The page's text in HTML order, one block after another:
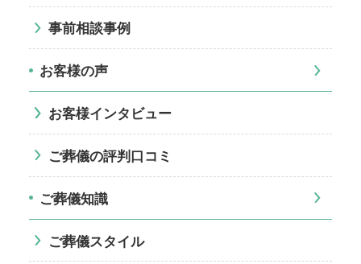
事前相談事例
お客様の声
お客様インタビュー
ご葬儀の評判口コミ
ご葬儀知識
ご葬儀スタイル